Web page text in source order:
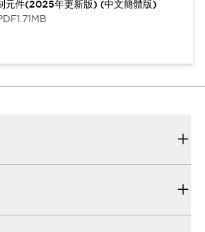
元件(2025年更新版) (中文簡體版)
1.71MB